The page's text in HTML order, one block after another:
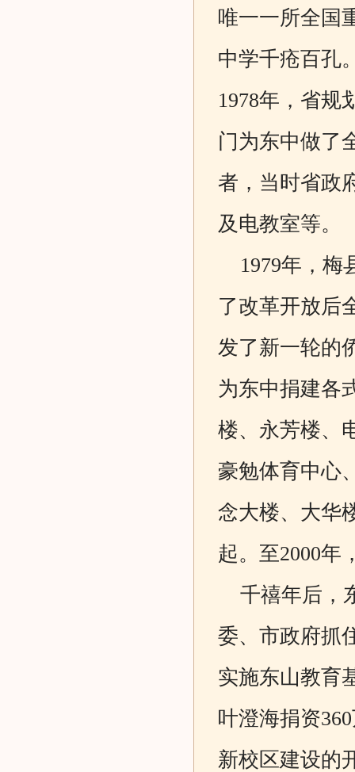
唯一一所全国
中学千疮百孔
1978年，省规
门为东中做了
者，当时省政
及电教室等。
1979年，梅
了改革开放后
发了新一轮的
为东中捐建各
楼、永芳楼、
豪勉体育中心
念大楼、大华
起。至2000年
千禧年后，
委、市政府抓
实施东山教育
叶澄海捐资
新校区建设的